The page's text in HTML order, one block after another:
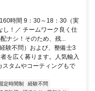
時間 9：30～18：30（実
し！／ チームワーク良く仕
ナシ！そのため、残...
験不問）および、整備士3
を広く募ります。人気輸入
タムやコーティングもで
定時間制
経験不問